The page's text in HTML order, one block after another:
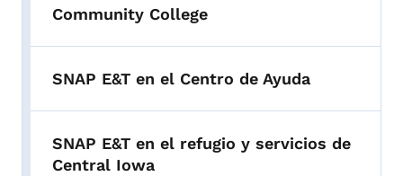
Community College
SNAP E&T en el Centro de Ayuda
SNAP E&T en el refugio y servicios de
Central Iowa